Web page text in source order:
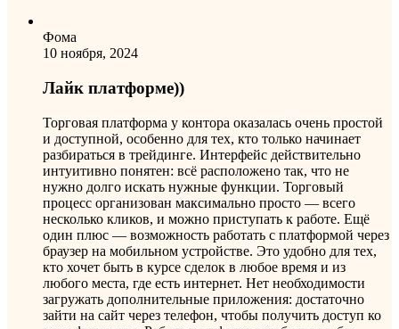
Фома
10 ноября, 2024
Лайк платформе))
Торговая платформа у контора оказалась очень простой
и доступной, особенно для тех, кто только начинает
разбираться в трейдинге. Интерфейс действительно
интуитивно понятен: всё расположено так, что не
нужно долго искать нужные функции. Торговый
процесс организован максимально просто — всего
несколько кликов, и можно приступать к работе. Ещё
один плюс — возможность работать с платформой через
браузер на мобильном устройстве. Это удобно для тех,
кто хочет быть в курсе сделок в любое время и из
любого места, где есть интернет. Нет необходимости
загружать дополнительные приложения: достаточно
зайти на сайт через телефон, чтобы получить доступ ко